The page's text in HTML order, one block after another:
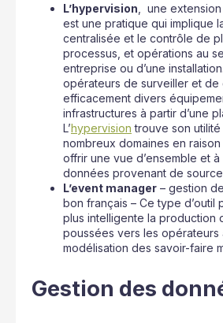
L’hypervision , une
est une pratique qui implique
centralisée et le contrôle de
processus, et opérations au
entreprise ou d’une
opérateurs de surveiller et de
efficacement divers
infrastructures à partir d’une
L’hypervision trouve son
nombreux domaines en
offrir une vue d’ensemble et
données provenant de
L’event manager – gestion
bon français – Ce type d’outil
plus intelligente la production
poussées vers les opérateurs
modélisation des savoir-faire
Gestion des